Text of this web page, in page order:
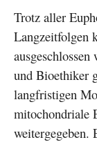
Trotz aller
Langzeitfolgen
und Bioethiker
langfristigen
mitochondriale